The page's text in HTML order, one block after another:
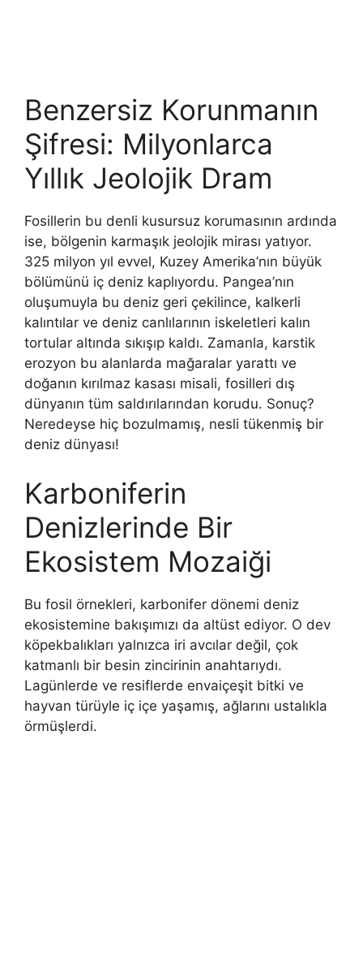
Benzersiz Korunmanın
Şifresi: Milyonlarca
Yıllık Jeolojik Dram
Fosillerin bu denli kusursuz korumasının ardında
ise, bölgenin karmaşık jeolojik mirası yatıyor.
325 milyon yıl evvel, Kuzey Amerika’nın büyük
bölümünü iç deniz kaplıyordu. Pangea’nın
oluşumuyla bu deniz geri çekilince, kalkerli
kalıntılar ve deniz canlılarının iskeletleri kalın
tortular altında sıkışıp kaldı. Zamanla, karstik
erozyon bu alanlarda mağaralar yarattı ve
doğanın kırılmaz kasası misali, fosilleri dış
dünyanın tüm saldırılarından korudu. Sonuç?
Neredeyse hiç bozulmamış, nesli tükenmiş bir
deniz dünyası!
Karboniferin
Denizlerinde Bir
Ekosistem Mozaiği
Bu fosil örnekleri, karbonifer dönemi deniz
ekosistemine bakışımızı da altüst ediyor. O dev
köpekbalıkları yalnızca iri avcılar değil, çok
katmanlı bir besin zincirinin anahtarıydı.
Lagünlerde ve resiflerde envaiçeşit bitki ve
hayvan türüyle iç içe yaşamış, ağlarını ustalıkla
örmüşlerdi.